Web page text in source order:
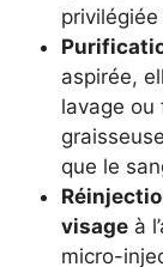
aspirée,
lavage ou
que le
visage à
micro-